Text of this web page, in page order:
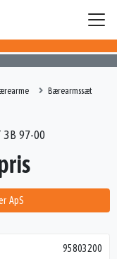
Bærearmssæt
ApS
95803200
3B 97-00